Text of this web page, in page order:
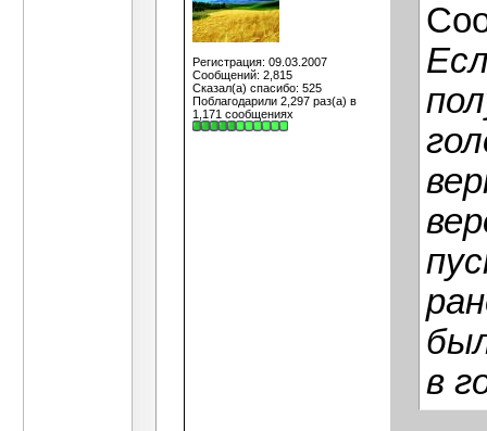
Регистрация: 09.03.2007
Сообщений: 2,815
Сказал(а) спасибо: 525
Поблагодарили 2,297 раз(а) в
1,171 сообщениях
в